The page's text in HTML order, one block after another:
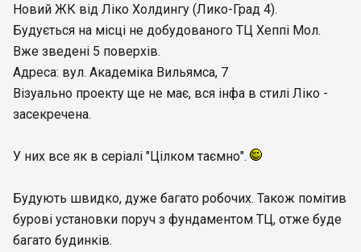
Новий ЖК від Ліко Холдингу (Лико-Град 4).
Будується на місці не добудованого ТЦ Хеппі Мол.
Вже зведені 5 поверхів.
Адреса: вул. Академіка Вильямса, 7
Візуально проекту ще не має, вся інфа в стилі Ліко -
засекречена.
У них все як в серіалі "Цілком таємно".
Будують швидко, дуже багато робочих. Також помітив
бурові установки поруч з фундаментом ТЦ, отже буде
багато будинків.